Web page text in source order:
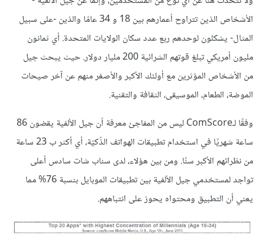
الأشخاص الذين تتراوح أعمارهم بين 18 و 34 عامًا والذين -على سبيل
المثال- يشكلون لوحدهم ربع عدد سكان الولايات المتحدة. أي ثمانون
مليون أمريكي تبلغ قوتهم الشرائية 200 مليار دولار. حيث يبحث جيل
من الأشخاص المؤثرين مع أولئك الأكبر والأصغر منهم عن آخر صيحات
الموضة، الطعام، الموسيقى، الثقافة والتقنية.
وفقًا لـComScore ليس من المفاجئ معرفة أن جيل الألفية يقضون 86
ساعة شهريًا في استخدام تطبيقات الهواتف الذّكيّة، أي أكثر ب 23 ساعة
من نظرائهم الأكبر سنًا. ومن بين هؤلاء، لدى سناب شات سادس أعلى
تواجد لمستخدمي جيل الألفية بين تطبيقات الموبايل بنسبة 76% مما
يعني أن التطبيق ومحتواه يحوز على انتباههم.